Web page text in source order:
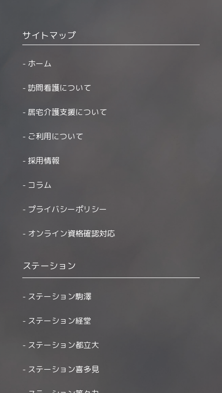
サイトマップ
ホーム
訪問看護について
居宅介護支援について
ご利用について
採用情報
コラム
プライバシーポリシー
オンライン資格確認対応
ステーション
ステーション駒澤
ステーション経堂
ステーション都立大
ステーション喜多見